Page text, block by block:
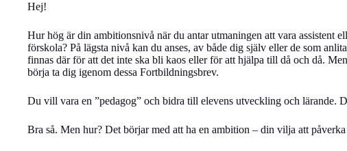
Hej!
Hur hög är din ambitionsnivå när du antar utmaningen att vara assistent
förskola? På lägsta nivå kan du anses, av både dig själv eller de som
finnas där för att det inte ska bli kaos eller för att hjälpa till då och då.
börja ta dig igenom dessa Fortbildningsbrev.
Du vill vara en ”pedagog” och bidra till elevens utveckling och lärande.
Bra så. Men hur? Det börjar med att ha en ambition – din vilja att